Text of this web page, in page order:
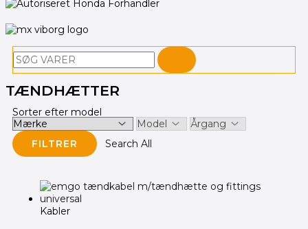
Søg
TÆNDHÆTTER
Sorter efter model
FILTRER Search All
Kabler
oprindeligeaktuelle